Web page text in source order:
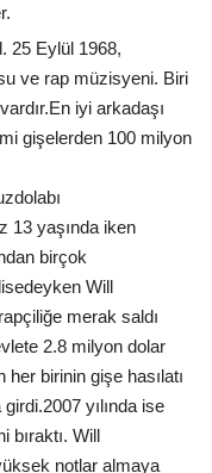
25 Eylül 1968,
ve rap müzisyeni. Biri
iyi arkadaşı
gişelerden 100 milyon
13 yaşında iken
birçok
Will
merak saldı
2.8 milyon dolar
her birinin gişe hasılatı
yılında ise
bıraktı. Will
notlar almaya